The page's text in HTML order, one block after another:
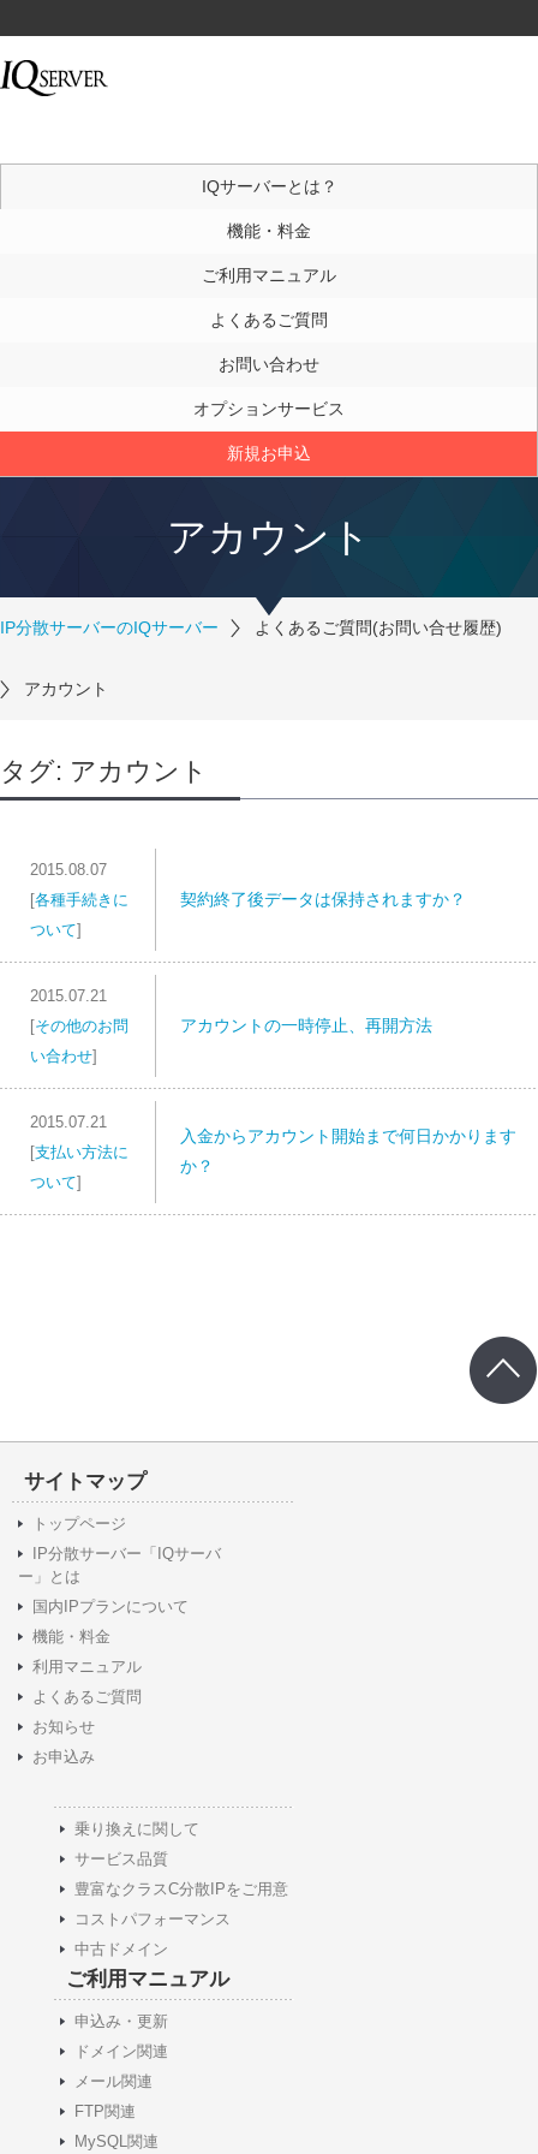
IQサーバーとは？
機能・料金
ご利用マニュアル
よくあるご質問
お問い合わせ
オプションサービス
新規お申込
アカウント
IP分散サーバーのIQサーバー よくあるご質問(お問い合せ履歴)
アカウント
タグ: アカウント
2015.08.07
[各種手続きに
ついて]
契約終了後データは保持されますか？
2015.07.21
[その他のお問
い合わせ]
アカウントの一時停止、再開方法
2015.07.21
[支払い方法に
ついて]
入金からアカウント開始まで何日かかります
か？
サイトマップ
トップページ
IP分散サーバー「IQサーバ
ー」とは
国内IPプランについて
機能・料金
利用マニュアル
よくあるご質問
お知らせ
お申込み
乗り換えに関して
サービス品質
豊富なクラスC分散IPをご用意
コストパフォーマンス
中古ドメイン
ご利用マニュアル
申込み・更新
ドメイン関連
メール関連
FTP関連
MySQL関連